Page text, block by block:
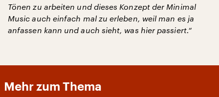
Tönen zu arbeiten und dieses Konzept der Minimal
Music auch einfach mal zu erleben, weil man es ja
anfassen kann und auch sieht, was hier passiert.“
Mehr zum Thema